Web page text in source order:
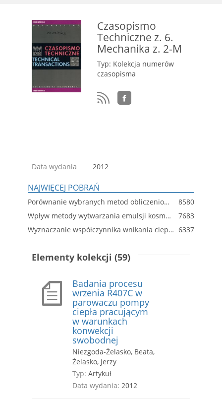
Czasopismo
Techniczne z. 6.
Mechanika z. 2-M
Typ: Kolekcja numerów
czasopisma
Data wydania 2012
NAJWIĘCEJ POBRAŃ
Porównanie wybranych metod obliczeniowych dla projektowania połączeń kołnierzowych
8580
Wpływ metody wytwarzania emulsji kosmetycznych na rozmiar kropel fazy rozproszonej
7683
Wyznaczanie współczynnika wnikania ciepła w przewodach o przekroju kołowym 6337
Elementy kolekcji (59)
Badania procesu
wrzenia R407C w
parowaczu pompy
ciepła pracującym
w warunkach
konwekcji
swobodnej
Niezgoda-Żelasko, Beata,
Żelasko, Jerzy
Typ: Artykuł
Data wydania: 2012